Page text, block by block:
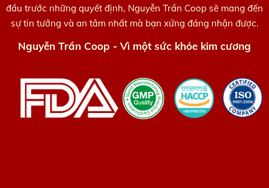
đầu trước những quyết định, Nguyễn Trần Coop sẽ mang đến
sự tin tưởng và an tâm nhất mà bạn xứng đáng nhận được.
Nguyễn Trần Coop - Vì một sức khỏe kim cương